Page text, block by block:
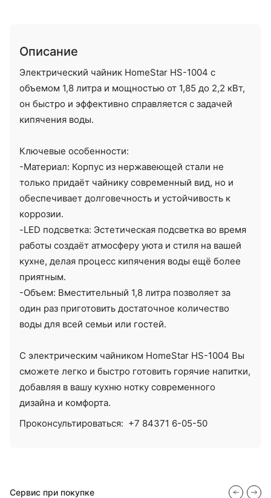
Описание
Электрический чайник HomeStar HS-1004 с
объемом 1,8 литра и мощностью от 1,85 до 2,2 кВт,
он быстро и эффективно справляется с задачей
кипячения воды.
Ключевые особенности:
-Материал: Корпус из нержавеющей стали не
только придаёт чайнику современный вид, но и
обеспечивает долговечность и устойчивость к
коррозии.
-LED подсветка: Эстетическая подсветка во время
работы создаёт атмосферу уюта и стиля на вашей
кухне, делая процесс кипячения воды ещё более
приятным.
-Объем: Вместительный 1,8 литра позволяет за
один раз приготовить достаточное количество
воды для всей семьи или гостей.
С электрическим чайником HomeStar HS-1004 Вы
сможете легко и быстро готовить горячие напитки,
добавляя в вашу кухню нотку современного
дизайна и комфорта.
Проконсультироваться: +7 84371 6-05-50
Сервис при покупке